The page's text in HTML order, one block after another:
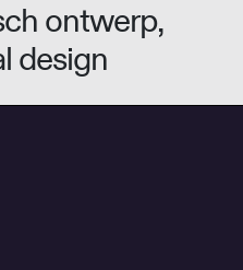
ontwerp,
design